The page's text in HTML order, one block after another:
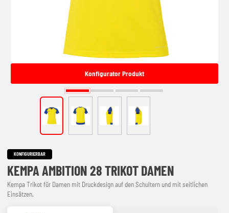
Konfigurator Produkt
KONFIGURIERBAR
KEMPA AMBITION 28 TRIKOT DAMEN
Kempa Trikot für Damen mit Druckdesign auf den Schultern und mit seitlichen
Einsätzen.